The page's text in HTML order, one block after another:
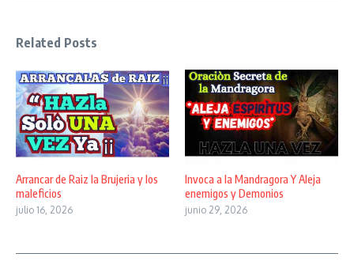
Related Posts
Arrancar de Raiz la Brujeria y los
maleficios
julio 16, 2026
Invoca a la Mandragora Y Aleja
enemigos y Demonios
junio 29, 2026